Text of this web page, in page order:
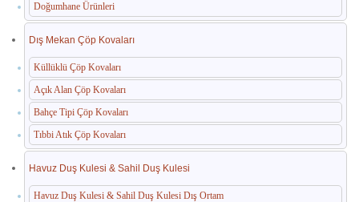
Doğumhane Ürünleri
Dış Mekan Çöp Kovaları
Küllüklü Çöp Kovaları
Açık Alan Çöp Kovaları
Bahçe Tipi Çöp Kovaları
Tıbbi Atık Çöp Kovaları
Havuz Duş Kulesi & Sahil Duş Kulesi
Havuz Duş Kulesi & Sahil Duş Kulesi Dış Ortam